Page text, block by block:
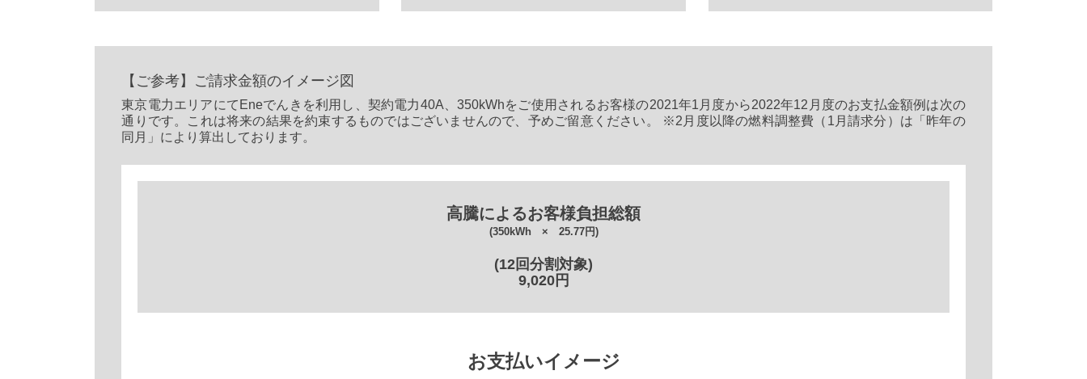
【ご参考】ご請求金額のイメージ図
東京電力エリアにてEneでんきを利用し、契約電力40A、350kWhをご使用されるお客様の2021年1月度から2022年12月度のお支払金額例は次の
通りです。これは将来の結果を約束するものではございませんので、予めご留意ください。 ※2月度以降の燃料調整費（1月請求分）は「昨年の
同月」により算出しております。
高騰によるお客様負担総額
(350kWh × 25.77円)
(12回分割対象)
9,020円
お支払いイメージ